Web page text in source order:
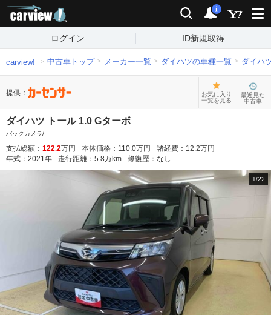
検索 通知
i
ログイン ID新規取得
carview! 中古車トップ メーカー一覧 ダイハツの車種一覧 ダイハ
提供：
お気に入り
一覧を見る
最近見た
中古車
ダイハツ トール 1.0 Gターボ
バックカメラ/
支払総額： 122.2万円 本体価格： 110.0万円 諸経費： 12.2万円
年式： 2021年 走行距離： 5.8万km 修復歴： なし
1/22